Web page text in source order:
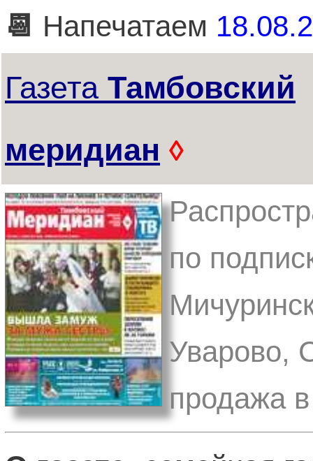
📆 Напечатаем
Газета Тамбовский
меридиан ◊
по
Уварово,
продажа